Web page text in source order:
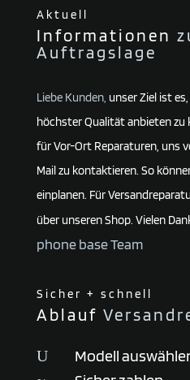
Aktuell
Informationen
Auftragslage
Liebe Kunden, unser Ziel ist
höchster Qualität anbieten zu
für Vor-Ort Reparaturen, uns
Mail zu kontaktieren. So
einplanen. Für
über unseren Shop. Vielen
phone base Team
Sicher + schnell
Ablauf
U Modell